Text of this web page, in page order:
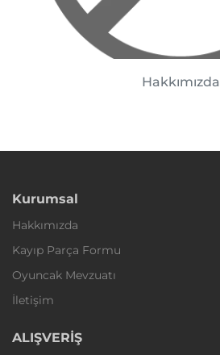
Hakkımızda
Kurumsal
Hakkımızda
Kayıp Parça Formu
Oyuncak Mevzuatı
İletişim
ALIŞVERİŞ